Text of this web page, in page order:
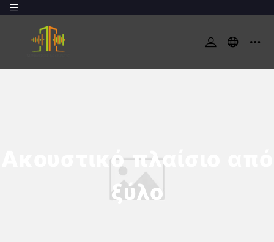
Ακουστικό πλαίσιο από
ξύλο